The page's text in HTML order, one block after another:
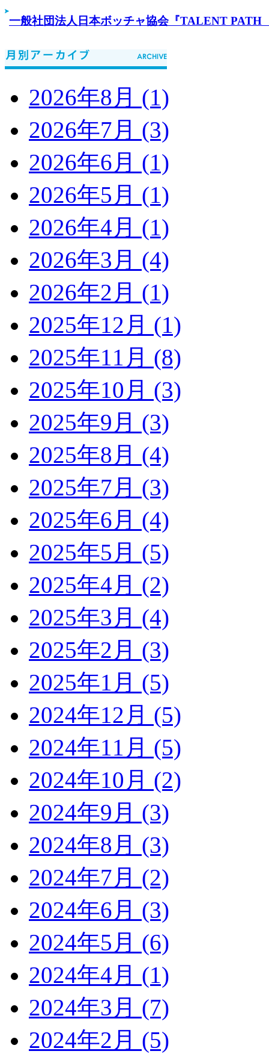
一般社団法人日本ボッチャ協会『TALENT PATH
2026年8月 (1)
2026年7月 (3)
2026年6月 (1)
2026年5月 (1)
2026年4月 (1)
2026年3月 (4)
2026年2月 (1)
2025年12月 (1)
2025年11月 (8)
2025年10月 (3)
2025年9月 (3)
2025年8月 (4)
2025年7月 (3)
2025年6月 (4)
2025年5月 (5)
2025年4月 (2)
2025年3月 (4)
2025年2月 (3)
2025年1月 (5)
2024年12月 (5)
2024年11月 (5)
2024年10月 (2)
2024年9月 (3)
2024年8月 (3)
2024年7月 (2)
2024年6月 (3)
2024年5月 (6)
2024年4月 (1)
2024年3月 (7)
2024年2月 (5)